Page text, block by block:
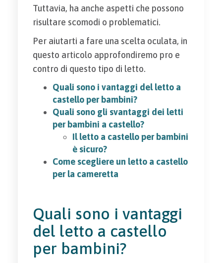
Tuttavia, ha anche aspetti che possono
risultare scomodi o problematici.
Per aiutarti a fare una scelta oculata, in
questo articolo approfondiremo pro e
contro di questo tipo di letto.
Quali sonoi vantaggi del letto a
castello per bambini?
Quali sono gli svantaggi dei letti
per bambini a castello?
Il letto a castello per bambini
è sicuro?
Come scegliere un letto a castello
per la cameretta
Quali sono i vantaggi
del letto a castello
per bambini?